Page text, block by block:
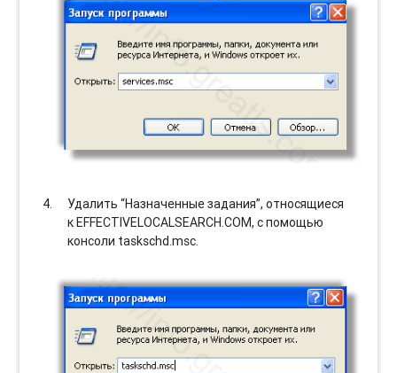
Удалить “Назначенные задания”, относящиеся
к EFFECTIVELOCALSEARCH.COM, с помощью
консоли taskschd.msc.